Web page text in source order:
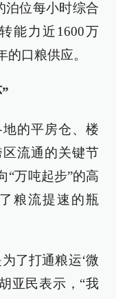
泊位每小时综合
能力近1600万
口粮供应。
的平房仓、楼
流通的关键节
“万吨起步”的高
粮流提速的瓶
了打通粮运‘微
亚民表示，“我